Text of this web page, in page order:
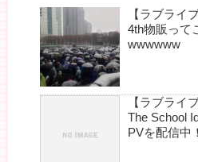
【ラブライ
4th物販って
wwwwww
【ラブライ
The School
PVを配信中